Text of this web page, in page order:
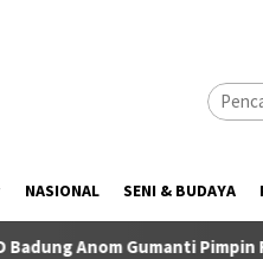
NASIONAL SENI & BUDAYA
Pimpin Rapat Paripurna